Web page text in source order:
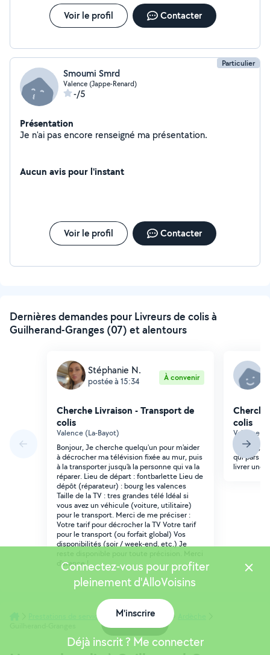
Voir le profil Contacter
Particulier
Smoumi Smrd
Valence (Jappe-Renard)
-/5
Présentation
Je n'ai pas encore renseigné ma présentation.
Aucun avis pour l'instant
Voir le profil Contacter
Dernières demandes pour Livreurs de colis à
Guilherand-Granges (07) et alentours
Stéphanie N.
postée à 15:34 À convenir
Cherche Livraison - Transport de
colis
Valence (La-Bayot)
Bonjour, Je cherche quelqu'un pour m'aider
à décrocher ma télévision fixée au mur, puis
à la transporter jusqu'à la personne qui va la
réparer. Lieu de départ : fontbarlette Lieu de
dépôt (réparateur) : bourg les valences
Taille de la TV : tres grandes télé Idéal si
vous avez un véhicule (voiture, utilitaire)
pour le transport. Merci de me préciser :
Votre tarif pour décrocher la TV Votre tarif
pour le transport (ou forfait global) Vos
disponibilités (soir / week-end, etc.) Je
d'avance !
colis
Valence
Bonjour,
qui pars
livrer une
Prestations de services Livreurs de colis
Connectez-vous pour profiter
pleinement d'AlloVoisins
M'inscrire
Déjà inscrit ? Me connecter